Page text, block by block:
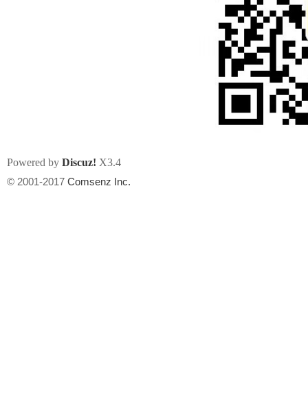
Powered by Discuz! X3.4
© 2001-2017 Comsenz Inc.